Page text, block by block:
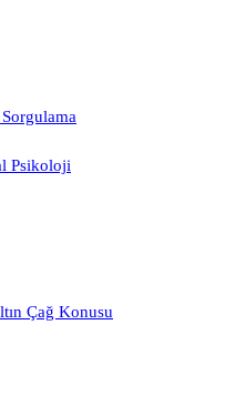
Psikoloji
Çağ Konusu